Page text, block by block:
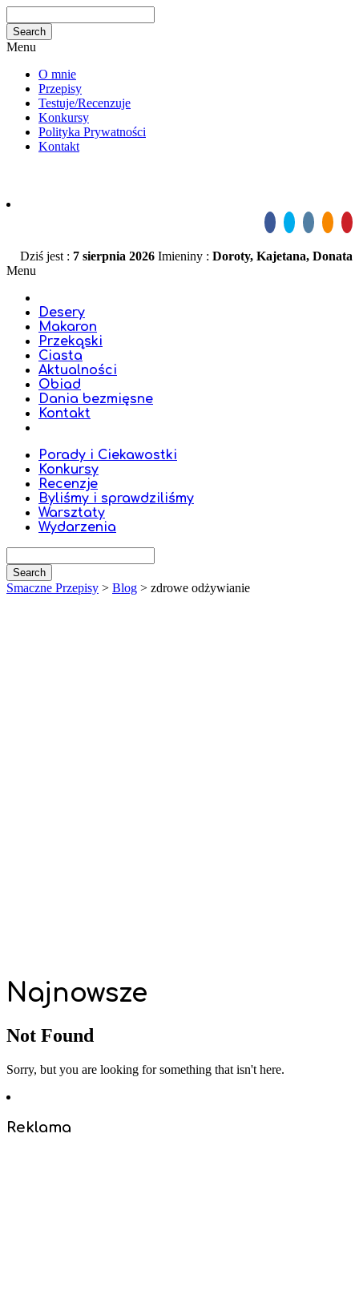
Menu
O mnie
Przepisy
Testuje/Recenzuje
Konkursy
Polityka Prywatności
Kontakt
Dziś jest : 7 sierpnia 2026 Imieniny : Doroty, Kajetana, Donata
Menu
Desery
Makaron
Przekąski
Ciasta
Aktualności
Obiad
Dania bezmięsne
Kontakt
Porady i Ciekawostki
Konkursy
Recenzje
Byliśmy i sprawdziliśmy
Warsztaty
Wydarzenia
Smaczne Przepisy > Blog > zdrowe odżywianie
Najnowsze
Not Found
Sorry, but you are looking for something that isn't here.
Reklama